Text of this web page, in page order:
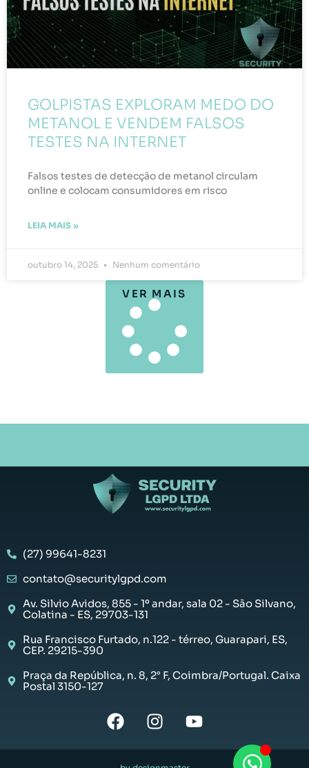
GOLPISTAS EXPLORAM MEDO DO
METANOL E VENDEM FALSOS
TESTES NA INTERNET
Falsos testes de detecção de metanol circulam
online e colocam consumidores em risco
LEIA MAIS »
outubro 14, 2025 Nenhum comentário
VER MAIS
(27) 99641-8231
contato@securitylgpd.com
Av. Silvio Avidos, 855 - 1º andar, sala 02 - São Silvano,
Colatina - ES, 29703-131
Rua Francisco Furtado, n.122 - térreo, Guarapari, ES,
CEP. 29215-390
Praça da República, n. 8, 2° F, Coimbra/Portugal. Caixa
Postal 3150-127